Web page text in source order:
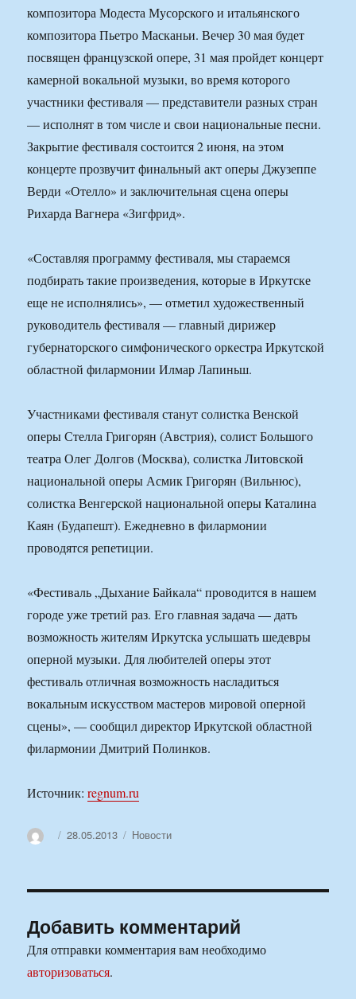
композитора Модеста Мусорского и итальянского
композитора Пьетро Масканьи. Вечер 30 мая будет
посвящен французской опере, 31 мая пройдет концерт
камерной вокальной музыки, во время которого
участники фестиваля — представители разных стран
— исполнят в том числе и свои национальные песни.
Закрытие фестиваля состоится 2 июня, на этом
концерте прозвучит финальный акт оперы Джузеппе
Верди «Отелло» и заключительная сцена оперы
Рихарда Вагнера «Зигфрид».
«Составляя программу фестиваля, мы стараемся
подбирать такие произведения, которые в Иркутске
еще не исполнялись», — отметил художественный
руководитель фестиваля — главный дирижер
губернаторского симфонического оркестра Иркутской
областной филармонии Илмар Лапиньш.
Участниками фестиваля станут солистка Венской
оперы Стелла Григорян (Австрия), солист Большого
театра Олег Долгов (Москва), солистка Литовской
национальной оперы Асмик Григорян (Вильнюс),
солистка Венгерской национальной оперы Каталина
Каян (Будапешт). Ежедневно в филармонии
проводятся репетиции.
«Фестиваль „Дыхание Байкала“ проводится в нашем
городе уже третий раз. Его главная задача — дать
возможность жителям Иркутска услышать шедевры
оперной музыки. Для любителей оперы этот
фестиваль отличная возможность насладиться
вокальным искусством мастеров мировой оперной
сцены», — сообщил директор Иркутской областной
филармонии Дмитрий Полинков.
Источник:regnum.ru
АвторОпубликовано
28.05.2013 Рубрики
Новости
Добавить комментарий
Для отправки комментария вам необходимо
авторизоваться.